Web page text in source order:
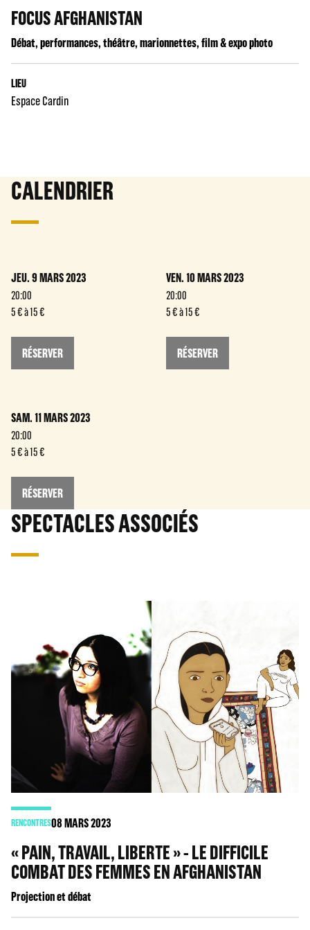
FOCUS AFGHANISTAN
Débat, performances, théâtre, marionnettes, film & expo photo
LIEU
Espace Cardin
CALENDRIER
JEU. 9 MARS 2023
20:00
5 € à 15 €
RÉSERVER
VEN. 10 MARS 2023
20:00
5 € à 15 €
RÉSERVER
SAM. 11 MARS 2023
20:00
5 € à 15 €
RÉSERVER
SPECTACLES ASSOCIÉS
RENCONTRES08MARS 2023
« PAIN, TRAVAIL, LIBERTE » - LE DIFFICILE
COMBAT DES FEMMES EN AFGHANISTAN
Projection et débat